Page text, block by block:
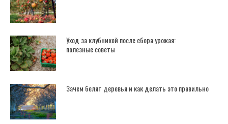
Уход за клубникой после сбора урожая:
полезные советы
Зачем белят деревья и как делать это правильно